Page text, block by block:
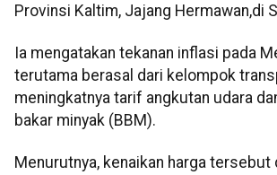
Provinsi Kaltim, Jajang Hermawan,di
Ia mengatakan tekanan inflasi pada
terutama berasal dari kelompok
meningkatnya tarif angkutan udara
bakar minyak (BBM).
Menurutnya, kenaikan harga tersebut